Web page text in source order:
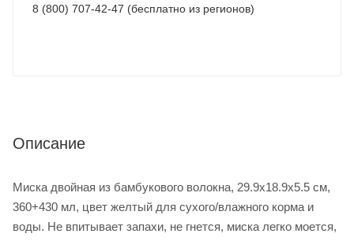
8 (800) 707-42-47 (бесплатно из регионов)
Описание
Миска двойная из бамбукового волокна, 29.9x18.9x5.5 см,
360+430 мл, цвет желтый для сухого/влажного корма и
воды. Не впитывает запахи, не гнется, миска легко моется,